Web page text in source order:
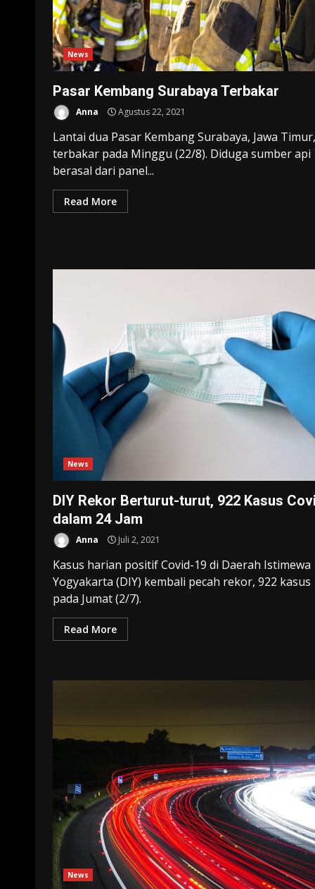
News
Pasar Kembang Surabaya Terbakar
Anna Agustus 22, 2021
Lantai dua Pasar Kembang Surabaya, Jawa Timur,
terbakar pada Minggu (22/8). Diduga sumber api
berasal dari panel...
Read More
News
DIY Rekor Berturut-turut, 922 Kasus
dalam 24 Jam
Anna Juli 2, 2021
Kasus harian positif Covid-19 di Daerah Istimewa
Yogyakarta (DIY) kembali pecah rekor, 922 kasus
pada Jumat (2/7).
Read More
News